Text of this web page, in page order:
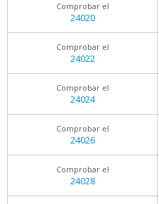
Comprobar el
24020
Comprobar el
24022
Comprobar el
24024
Comprobar el
24026
Comprobar el
24028